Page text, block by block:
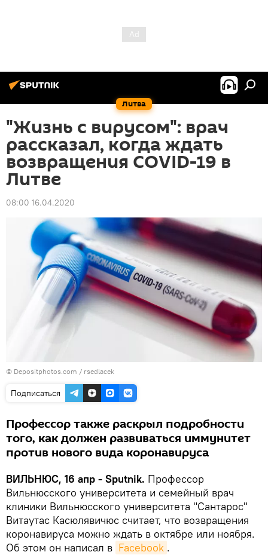
Литва
"Жизнь с вирусом": врач
рассказал, когда ждать
возвращения COVID-19 в
Литве
08:00 16.04.2020
© Depositphotos.com / rsedlacek
Подписаться
Профессор также раскрыл подробности
того, как должен развиваться иммунитет
против нового вида коронавируса
ВИЛЬНЮС, 16 апр - Sputnik. Профессор
Вильнюсского университета и семейный врач
клиники Вильнюсского университета "Сантарос"
Витаутас Касюлявичюс считает, что возвращения
коронавируса можно ждать в октябре или ноября.
Об этом он написал в Facebook .